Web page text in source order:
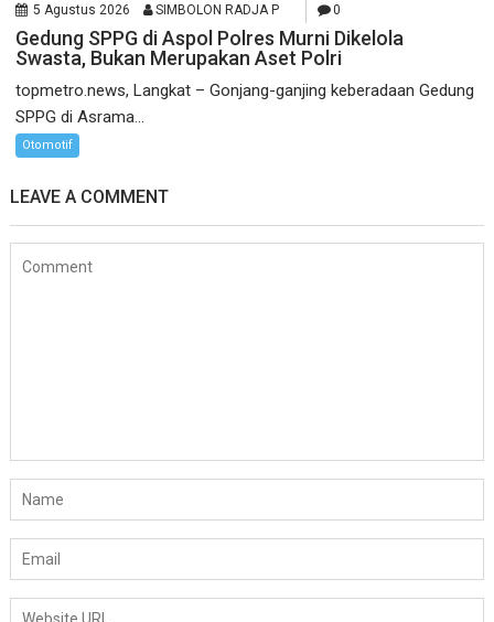
5 Agustus 2026 SIMBOLON RADJA P 0
Gedung SPPG di Aspol Polres Murni Dikelola
Swasta, Bukan Merupakan Aset Polri
topmetro.news, Langkat – Gonjang-ganjing keberadaan Gedung
SPPG di Asrama...
Otomotif
LEAVE A COMMENT